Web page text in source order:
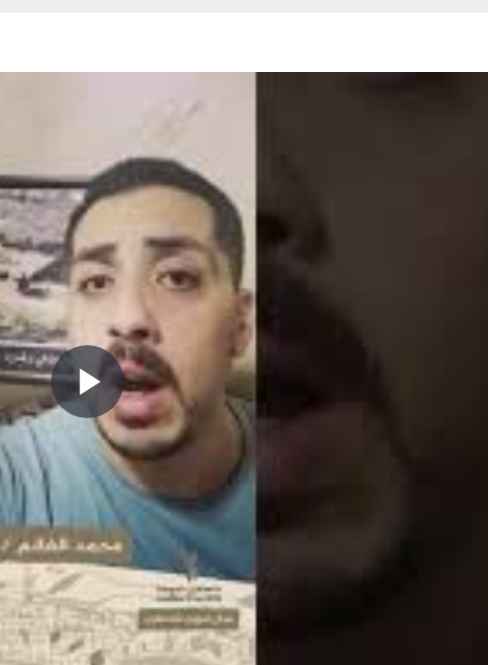
P
l
a
y